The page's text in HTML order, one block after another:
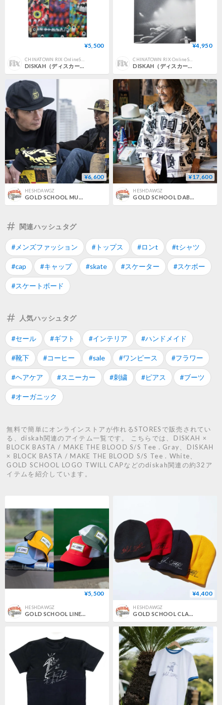
¥5,500
CHINATOWN RIX OnlineStore
DISKAH（ディスカー）"DISKAH'S MONSTERS"
¥4,950
CHINATOWN RIX OnlineStore
DISKAH（ディスカー）"LOST AND HOLD"
¥6,600
HESHDAWGZ
¥17,600
HESHDAWGZ
関連ハッシュタグ
#メンズファッション #トップス #ロンt #tシャツ
#cap #キャップ #skate #スケーター #スケボー
#スケートボード
人気ハッシュタグ
#セール #ギフト #インテリア #ハンドメイド
#靴下 #コーヒー #sale #ワンピース #フラワー
#ヘアケア #スニーカー #刺繍 #ピアス #ブーツ
#オーガニック
無料で簡単にオンラインストアが作れるSTORESで販売されてい
る、diskah関連のアイテム一覧です。 こちらでは、DISKAH ×
BLOCK BASTA / MAKE THE BLOOD S/S Tee . Gray、DISKAH
× BLOCK BASTA / MAKE THE BLOOD S/S Tee . White、
GOLD SCHOOL LOGO TWILL CAPなどのdiskah関連の約32ア
イテムを紹介しています。
¥5,500
HESHDAWGZ
GOLD SCHOOL LINE LOGO MESH HAT
¥4,400
HESHDAWGZ
GOLD SCHOOL CLASSIC BEANIE